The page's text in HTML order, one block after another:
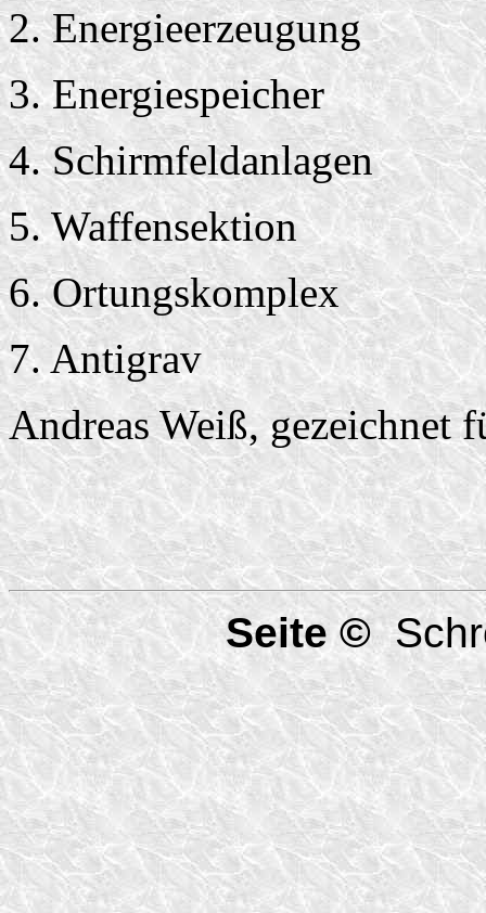
2. Energieerzeugung
3. Energiespeicher
4. Schirmfeldanlagen
5. Waffensektion
6. Ortungskomplex
7. Antigrav
Andreas Weiß, gezeichnet
Seite ©